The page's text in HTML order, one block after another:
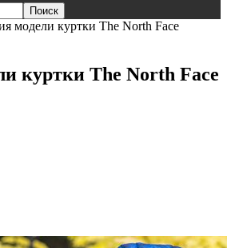
модели куртки The North Face
куртки The North Face